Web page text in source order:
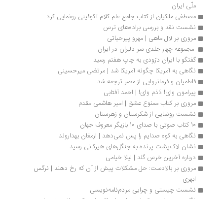
ملّی ایران
مصطفی ملکیان از کتاب جامع علم کلام آکوئینی رونمایی کرد
نشست نقد و بررسی براده‌های ترس
مروری بر لال ماهی | مهرو پیرحیاتی
مجموعه چهار جلدی سر دلبران در ایران
گفتگو با ایران درّودی به چاپ هفتم رسید
نگاهی به آمریکا چگونه آمریکا شد | مرتضی میرحسینی
فاطمیان و فرمانروایی از مصر ترجمه شد
پیرامون وای! دَدَم وای! | احمد آفتابی
مروری بر کتاب ممنوع عشق | امیر هاشمی مقدم
نشست رونمایی از شکرستان و زهرستان
10 کتاب صوتی با صدای 10 بازیگر معروف جهان
نگاهی به کوه صدایم را پس نمی‌دهد | ارمغان بهداروند
نشان لاک‌پشت پرنده به جنگل‌های هیرکانی رسید
درباره آخرین خرس گلد | لیلا خیامی
ابهری
نشست چیستی و چرایی مردم‌نامه‌نویسی